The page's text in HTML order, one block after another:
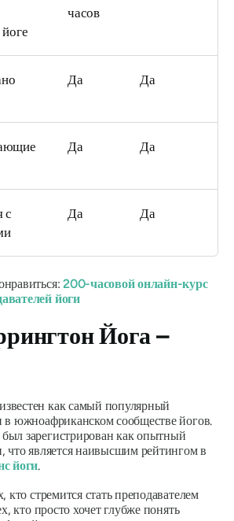
часов
Да Да
Да Да
с
Да Да
200-часовой онлайн-курс
йоги
Йога –
как самый популярный
в южноафриканском сообществе йогов.
зарегистрирован как опытный
что является наивысшим рейтингом в
йоги.
кто стремится стать преподавателем
кто просто хочет глубже понять